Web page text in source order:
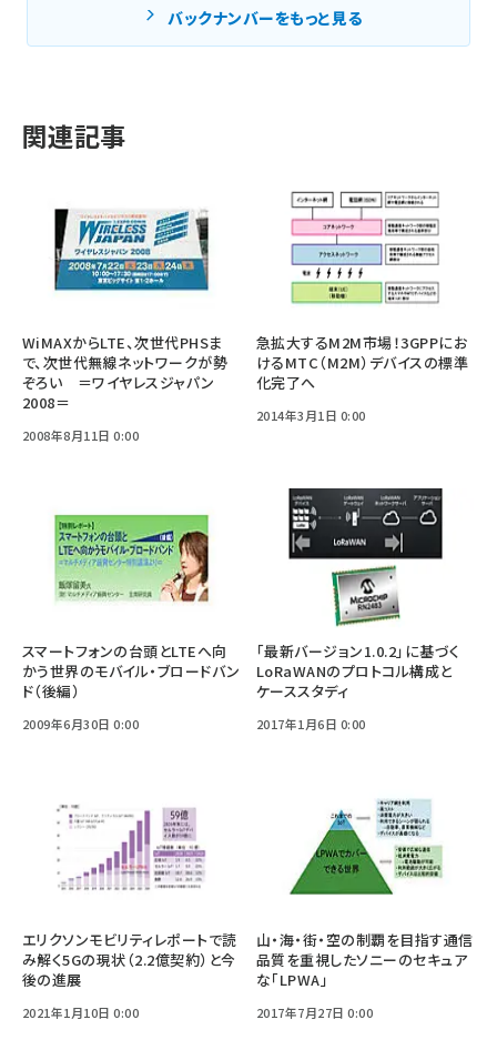
バックナンバーをもっと見る
関連記事
WiMAXからLTE、次世代PHSま
で、次世代無線ネットワークが勢
ぞろい ＝ワイヤレスジャパン
2008＝
2008年8月11日 0:00
急拡大するM2M市場！3GPPにお
けるMTC（M2M）デバイスの標準
化完了へ
2014年3月1日 0:00
スマートフォンの台頭とLTEへ向
かう世界のモバイル・ブロードバン
ド（後編）
2009年6月30日 0:00
「最新バージョン1.0.2」に基づく
LoRaWANのプロトコル構成と
ケーススタディ
2017年1月6日 0:00
エリクソンモビリティレポートで読
み解く5Gの現状（2.2億契約）と今
後の進展
2021年1月10日 0:00
山・海・街・空の制覇を目指す通信
品質を重視したソニーのセキュア
な「LPWA」
2017年7月27日 0:00